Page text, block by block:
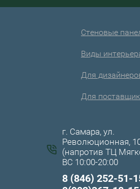
Стеновые
Виды
Для
Для
г. Самара, ул.
Революционная,
(напротив ТЦ
ВС 10:00-20:00
8 (846) 252-51-